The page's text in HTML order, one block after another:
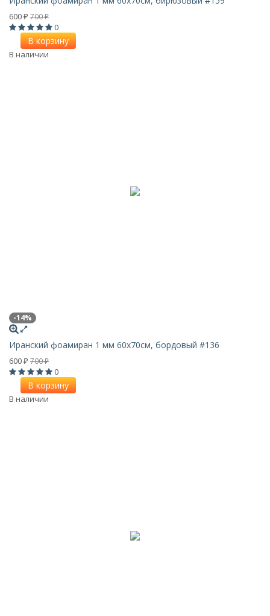
600 ₽ 700₽
0
В корзину
В наличии
-14%
Иранский фоамиран 1 мм 60х70см, бордовый #136
600 ₽ 700₽
0
В корзину
В наличии